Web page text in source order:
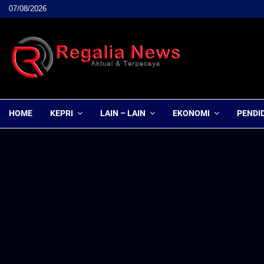
07/08/2026
HOME KEPRI LAIN – LAIN EKONOMI